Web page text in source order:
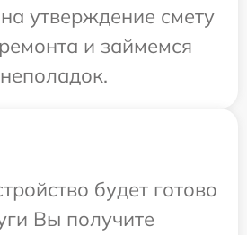
утверждение смету
и займемся
будет готово
Вы получите